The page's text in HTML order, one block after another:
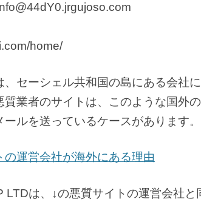
home/
セーシェル共和国の島にある会社
質業者のサイトは、このような国外
ルを送っているケースがあります。
の運営会社が海外にある理由
は、↓の悪質サイトの運営会社と